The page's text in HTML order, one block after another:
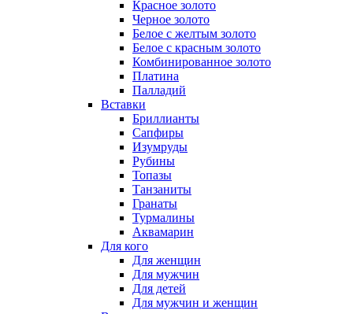
Красное золото
Черное золото
Белое с желтым золото
Белое с красным золото
Комбинированное золото
Платина
Палладий
Вставки
Бриллианты
Сапфиры
Изумруды
Рубины
Топазы
Танзаниты
Гранаты
Турмалины
Аквамарин
Для кого
Для женщин
Для мужчин
Для детей
Для мужчин и женщин